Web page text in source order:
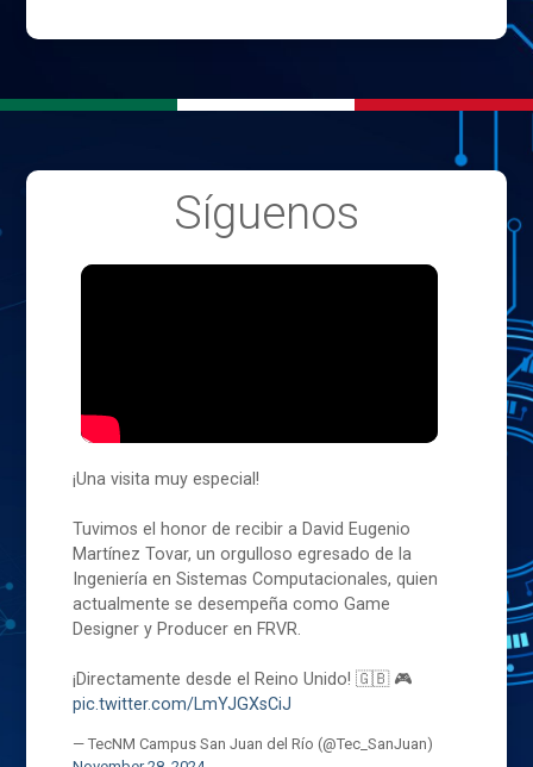
Síguenos
¡Una visita muy especial!
Tuvimos el honor de recibir a David Eugenio
Martínez Tovar, un orgulloso egresado de la
Ingeniería en Sistemas Computacionales, quien
actualmente se desempeña como Game
Designer y Producer en FRVR.
¡Directamente desde el Reino Unido! 🇬🇧 🎮
pic.twitter.com/LmYJGXsCiJ
— TecNM Campus San Juan del Río (@Tec_SanJuan)